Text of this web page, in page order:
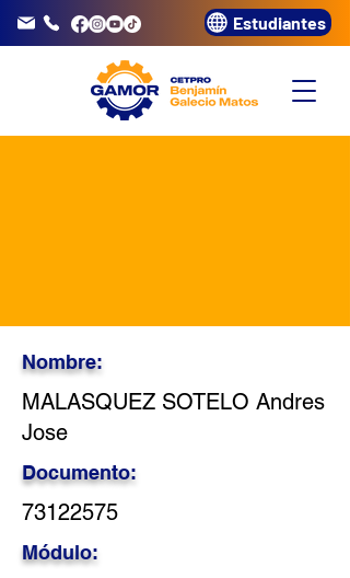
3320072 Estudiantes
Nombre:
MALASQUEZ SOTELO Andres
Jose
Documento:
73122575
Módulo: